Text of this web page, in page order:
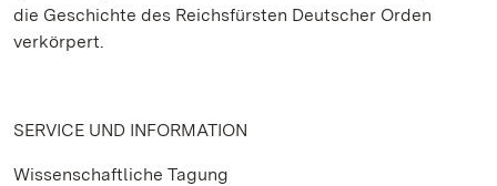
die Geschichte des Reichsfürsten Deutscher Orden
verkörpert.
SERVICE UND INFORMATION
Wissenschaftliche Tagung